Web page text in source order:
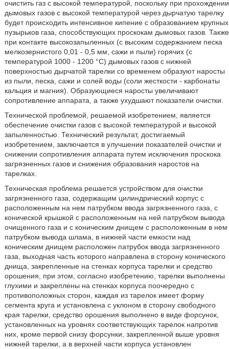
очистить газ с высокой температурой, поскольку при прохождении
дымовых газов с высокой температурой через дырчатую тарелку
будет происходить интенсивное кипение с образованием крупных
пузырьков газа, способствующих проскокам дымовых газов. Также
при контакте высокозапыленных (с высоким содержанием песка
мелкозернистого 0,01 - 0,5 мм, сажи и пыли) горячих (с
температурой 1000 - 1200 °С) дымовых газов с нижней
поверхностью дырчатой тарелки со временем образуют наросты
из пыли, песка, сажи и солей воды (соли жесткости - карбонаты
кальция и магния). Образующиеся наросты увеличивают
сопротивление аппарата, а также ухудшают показатели очистки.
Технической проблемой, решаемой изобретением, является
обеспечение очистки газов с высокой температурой и высокой
запыленностью. Технический результат, достигаемый
изобретением, заключается в улучшении показателей очистки и
снижении сопротивления аппарата путем исключения проскока
загрязненных газов и снижения образования наростов на
тарелках.
Техническая проблема решается устройством для очистки
загрязненного газа, содержащим цилиндрический корпус с
расположенным на нем патрубком ввода загрязненного газа, с
конической крышкой с расположенным на ней патрубком вывода
очищенного газа и с коническим днищем с расположенным в нем
патрубком вывода шлама, в нижней части емкости над
коническим днищем расположен патрубок ввода загрязненного
газа, выходная часть которого направлена в сторону конического
днища, закрепленные на стенках корпуса тарелки и средство
орошения, при этом, согласно изобретению, тарелки выполнены
глухими и закреплены на стенках корпуса поочередно с
противоположных сторон, каждая из тарелок имеет форму
сегмента круга и установлена с уклоном в сторону свободного
края тарелки, средство орошения выполнено в виде форсунок,
установленных на уровнях соответствующих тарелок напротив
них, кроме первой снизу форсунки, закрепленной выше уровня
нижней тарелки, а в верхней части корпуса установлен